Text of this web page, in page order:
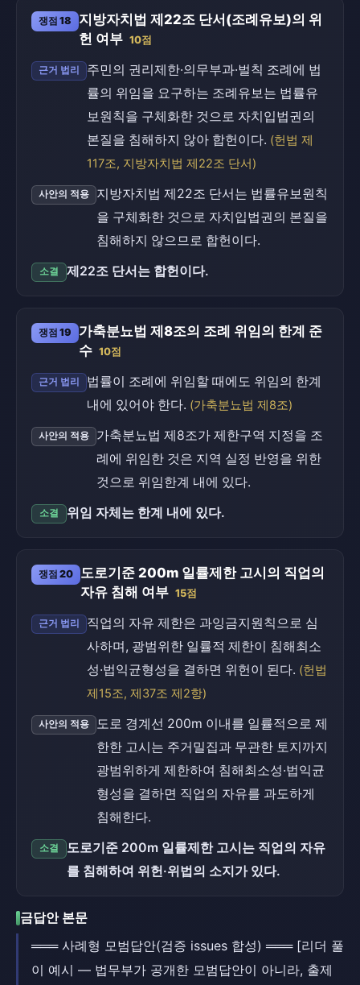
쟁점 18
지방자치법 제22조 단서(조례유보)의 위
헌 여부 10점
근거 법리
주민의 권리제한·의무부과·벌칙 조례에 법
률의 위임을 요구하는 조례유보는 법률유
보원칙을 구체화한 것으로 자치입법권의
본질을 침해하지 않아 합헌이다. (헌법 제
117조, 지방자치법 제22조 단서)
사안의 적용
지방자치법 제22조 단서는 법률유보원칙
을 구체화한 것으로 자치입법권의 본질을
침해하지 않으므로 합헌이다.
소결 제22조 단서는 합헌이다.
쟁점 19
가축분뇨법 제8조의 조례 위임의 한계 준
수 10점
근거 법리
법률이 조례에 위임할 때에도 위임의 한계
내에 있어야 한다. (가축분뇨법 제8조)
사안의 적용
가축분뇨법 제8조가 제한구역 지정을 조
례에 위임한 것은 지역 실정 반영을 위한
것으로 위임한계 내에 있다.
소결 위임 자체는 한계 내에 있다.
쟁점 20
도로기준 200m 일률제한 고시의 직업의
자유 침해 여부 15점
근거 법리
직업의 자유 제한은 과잉금지원칙으로 심
사하며, 광범위한 일률적 제한이 침해최소
성·법익균형성을 결하면 위헌이 된다. (헌법
제15조, 제37조 제2항)
사안의 적용
도로 경계선 200m 이내를 일률적으로 제
한한 고시는 주거밀집과 무관한 토지까지
광범위하게 제한하여 침해최소성·법익균
형성을 결하면 직업의 자유를 과도하게
침해한다.
소결
도로기준 200m 일률제한 고시는 직업의 자유
를 침해하여 위헌·위법의 소지가 있다.
금답안 본문
═══ 사례형 모범답안(검증 issues 합성) ═══ [리더 풀
이 예시 — 법무부가 공개한 모범답안이 아니라, 출제